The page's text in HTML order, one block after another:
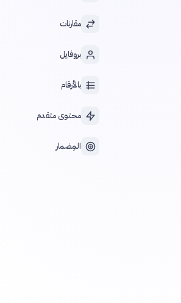
مقارنات
بروفايل
بالأرقام
محتوى متقدم
المِضمار